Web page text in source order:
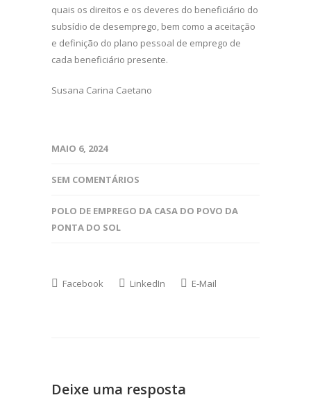
quais os direitos e os deveres do beneficiário do
subsídio de desemprego, bem como a aceitação
e definição do plano pessoal de emprego de
cada beneficiário presente.
Susana Carina Caetano
MAIO 6, 2024
SEM COMENTÁRIOS
POLO DE EMPREGO DA CASA DO POVO DA
PONTA DO SOL
Facebook LinkedIn E-Mail
Deixe uma resposta